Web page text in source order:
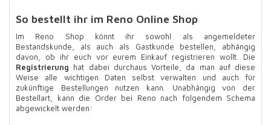
So bestellt ihr im Reno Online Shop
Im Reno Shop könnt ihr sowohl als angemeldeter
Bestandskunde, als auch als Gastkunde bestellen, abhängig
davon, ob ihr euch vor eurem Einkauf registrieren wollt. Die
Registrierung hat dabei durchaus Vorteile, da man auf diese
Weise alle wichtigen Daten selbst verwalten und auch für
zukünftige Bestellungen nutzen kann. Unabhängig von der
Bestellart, kann die Order bei Reno nach folgendem Schema
abgewickelt werden: